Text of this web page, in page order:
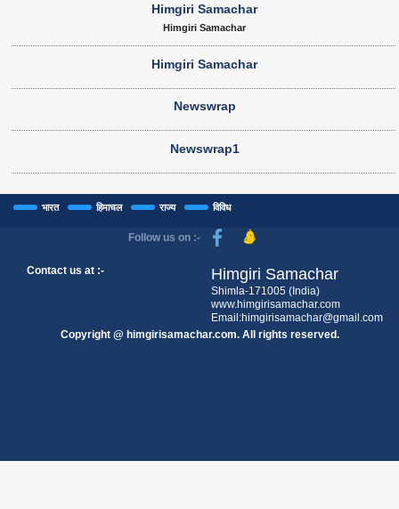
Himgiri Samachar
Himgiri Samachar
Himgiri Samachar
Newswrap
Newswrap1
भारत हिमाचल राज्य विविध
Follow us on :-
Contact us at :- Himgiri Samachar
Shimla-171005 (India)
www.himgirisamachar.com
Email:himgirisamachar@gmail.com
Copyright @ himgirisamachar.com. All rights reserved.